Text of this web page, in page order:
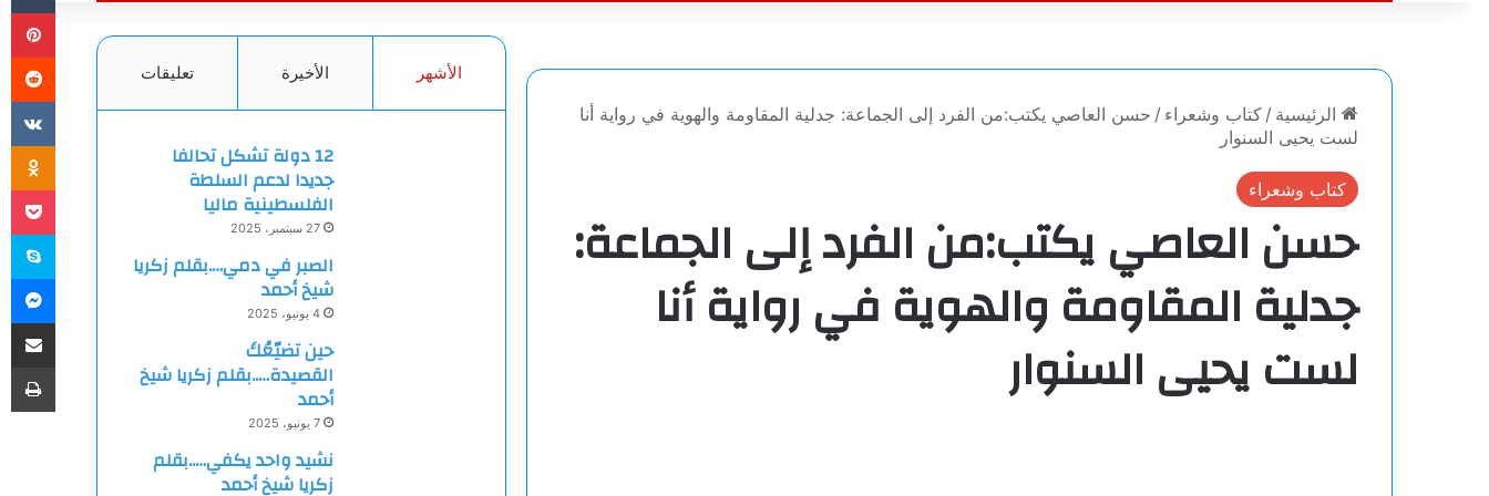
عن
الرئيسية / كتاب وشعراء / حسن العاصي يكتب:من الفرد إلى الجماعة: جدلية المقاومة والهوية في رواية أنا
لست يحيى السنوار
كتاب وشعراء
حسن العاصي يكتب:من الفرد إلى الجماعة:
جدلية المقاومة والهوية في رواية أنا
لست يحيى السنوار
الأشهر الأخيرة تعليقات
12 دولة تشكل تحالفا
جديدا لدعم السلطة
الفلسطينية ماليا
27 سبتمبر، 2025
الصبر في دمي….بقلم زكريا
شيخ أحمد
4 يونيو، 2025
حين تضيّعُكَ
القصيدة…..بقلم زكريا شيخ
أحمد
7 يونيو، 2025
نشيد واحد يكفي…..بقلم
زكريا شيخ أحمد